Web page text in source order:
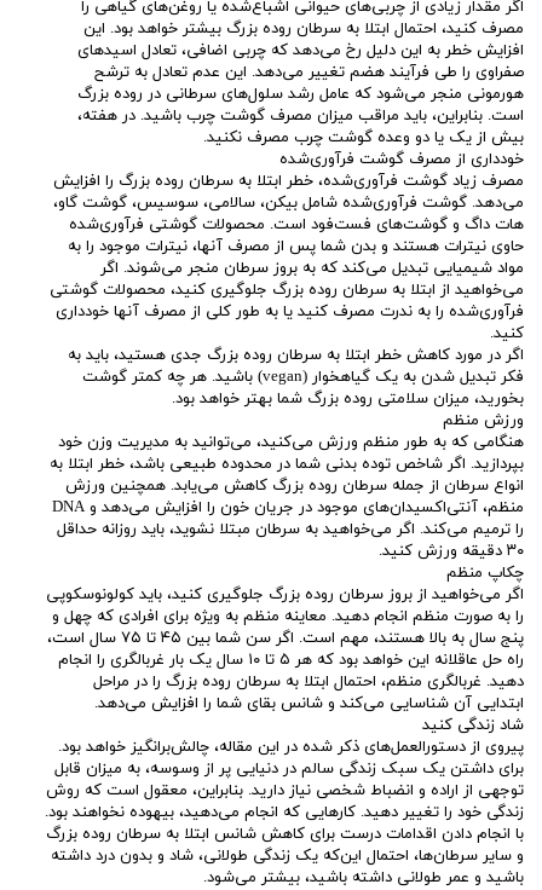
اگر مقدار زیادی از چربی‌های حیوانی اشباع‌شده یا روغن‌های گیاهی را
مصرف کنید، احتمال ابتلا به سرطان روده بزرگ بیشتر خواهد بود. این
افزایش خطر به این دلیل رخ می‌دهد که چربی اضافی، تعادل اسیدهای
صفراوی را طی فرآیند هضم تغییر می‌دهد. این عدم تعادل به ترشح
هورمونی منجر می‌شود که عامل رشد سلول‌های سرطانی در روده بزرگ
است. بنابراین، باید مراقب میزان مصرف گوشت چرب باشید. در هفته،
بیش از یک یا دو وعده گوشت چرب مصرف نکنید.
خودداری از مصرف گوشت فرآوری‌شده
مصرف زیاد گوشت فرآوری‌شده، خطر ابتلا به سرطان روده بزرگ را افزایش
می‌دهد. گوشت فرآوری‌شده شامل بیکن، سالامی، سوسیس، گوشت گاو،
هات داگ و گوشت‌های فست‌فود است. محصولات گوشتی فرآوری‌شده
حاوی نیترات هستند و بدن شما پس از مصرف آنها، نیترات موجود را به
مواد شیمیایی تبدیل می‌کند که به بروز سرطان منجر می‌شوند. اگر
می‌خواهید از ابتلا به سرطان روده بزرگ جلوگیری کنید، محصولات گوشتی
فرآوری‌شده را به ندرت مصرف کنید یا به طور کلی از مصرف آنها خودداری
کنید.
اگر در مورد کاهش خطر ابتلا به سرطان روده بزرگ جدی هستید، باید به
فکر تبدیل شدن به یک گیاهخوار (vegan) باشید. هر چه کمتر گوشت
بخورید، میزان سلامتی روده بزرگ شما بهتر خواهد بود.
ورزش منظم
هنگامی که به طور منظم ورزش می‌کنید، می‌توانید به مدیریت وزن خود
بپردازید. اگر شاخص توده بدنی شما در محدوده طبیعی باشد، خطر ابتلا به
انواع سرطان از جمله سرطان روده بزرگ کاهش می‌یابد. همچنین ورزش
منظم، آنتی‌اکسیدان‌های موجود در جریان خون را افزایش می‌دهد و DNA
را ترمیم می‌کند. اگر می‌خواهید به سرطان مبتلا نشوید، باید روزانه حداقل
۳۰ دقیقه ورزش کنید.
چکاپ منظم
اگر می‌خواهید از بروز سرطان روده بزرگ جلوگیری کنید، باید کولونوسکوپی
را به صورت منظم انجام دهید. معاینه منظم به ویژه برای افرادی که چهل و
پنج سال به بالا هستند، مهم است. اگر سن شما بین ۴۵ تا ۷۵ سال است،
راه حل عاقلانه این خواهد بود که هر ۵ تا ۱۰ سال یک بار غربالگری را انجام
دهید. غربالگری منظم، احتمال ابتلا به سرطان روده بزرگ را در مراحل
ابتدایی آن شناسایی می‌کند و شانس بقای شما را افزایش می‌دهد.
شاد زندگی کنید
پیروی از دستورالعمل‌های ذکر شده در این مقاله، چالش‌برانگیز خواهد بود.
برای داشتن یک سبک زندگی سالم در دنیایی پر از وسوسه، به میزان قابل
توجهی از اراده و انضباط شخصی نیاز دارید. بنابراین، معقول است که روش
زندگی خود را تغییر دهید. کارهایی که انجام می‌دهید، بیهوده نخواهند بود.
با انجام دادن اقدامات درست برای کاهش شانس ابتلا به سرطان روده بزرگ
و سایر سرطان‌ها، احتمال این‌که یک زندگی طولانی، شاد و بدون درد داشته
باشید و عمر طولانی داشته باشید، بیشتر می‌شود.